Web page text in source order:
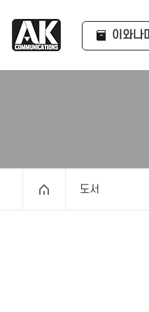
이와나미
도서